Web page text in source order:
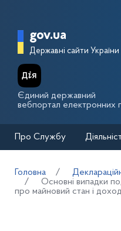
Головна
gov.ua
Державні сайти України
Єдиний державний
вебпортал електронних
Про Службу
Головна
Основні випадки
про майновий стан і